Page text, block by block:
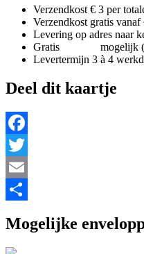
Verzendkost € 3 per
Verzendkost gratis vanaf
Levering op adres naar
Gratis
mogelijk
Levertermijn 3 à 4
Deel dit kaartje
Facebook
Twitter
Email
Mogelijke